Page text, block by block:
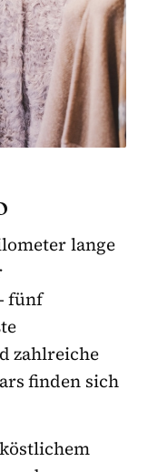
lange
fünf
zahlreiche
finden sich